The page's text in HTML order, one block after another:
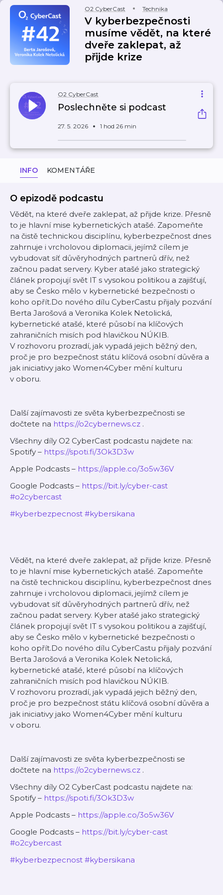
O2 CyberCast Technika
V kyberbezpečnosti
musíme vědět, na které
dveře zaklepat, až
přijde krize
O2 CyberCast
Poslechněte si podcast
27. 5. 2026 1 hod 26 min
INFO KOMENTÁŘE
O epizodě podcastu
Vědět, na které dveře zaklepat, až přijde krize. Přesně
to je hlavní mise kybernetických atašé. Zapomeňte
na čistě technickou disciplínu, kyberbezpečnost dnes
zahrnuje i vrcholovou diplomacii, jejímž cílem je
vybudovat síť důvěryhodných partnerů dřív, než
začnou padat servery. Kyber atašé jako strategický
článek propojují svět IT s vysokou politikou a zajišťují,
aby se Česko mělo v kybernetické bezpečnosti o
koho opřít.Do nového dílu CyberCastu přijaly pozvání
Berta Jarošová a Veronika Kolek Netolická,
kybernetické atašé, které působí na klíčových
zahraničních misích pod hlavičkou NÚKIB.
V rozhovoru prozradí, jak vypadá jejich běžný den,
proč je pro bezpečnost státu klíčová osobní důvěra a
jak iniciativy jako Women4Cyber mění kulturu
v oboru.
Další zajímavosti ze světa kyberbezpečnosti se
dočtete na ⁠https://o2cybernews.cz⁠ .
Všechny díly O2 CyberCast podcastu najdete na:
Spotify – ⁠https://spoti.fi/3Ok3D3w⁠
Apple Podcasts – ⁠https://apple.co/3o5w36V⁠
Google Podcasts – ⁠https://bit.ly/cyber-cast⁠
⁠#o2cybercast⁠
⁠#kyberbezpecnost⁠ ⁠#kybersikana⁠
Vědět, na které dveře zaklepat, až přijde krize. Přesně
to je hlavní mise kybernetických atašé. Zapomeňte
na čistě technickou disciplínu, kyberbezpečnost dnes
zahrnuje i vrcholovou diplomacii, jejímž cílem je
vybudovat síť důvěryhodných partnerů dřív, než
začnou padat servery. Kyber atašé jako strategický
článek propojují svět IT s vysokou politikou a zajišťují,
aby se Česko mělo v kybernetické bezpečnosti o
koho opřít.Do nového dílu CyberCastu přijaly pozvání
Berta Jarošová a Veronika Kolek Netolická,
kybernetické atašé, které působí na klíčových
zahraničních misích pod hlavičkou NÚKIB.
V rozhovoru prozradí, jak vypadá jejich běžný den,
proč je pro bezpečnost státu klíčová osobní důvěra a
jak iniciativy jako Women4Cyber mění kulturu
v oboru.
Další zajímavosti ze světa kyberbezpečnosti se
dočtete na ⁠https://o2cybernews.cz⁠ .
Všechny díly O2 CyberCast podcastu najdete na:
Spotify – ⁠https://spoti.fi/3Ok3D3w⁠
Apple Podcasts – ⁠https://apple.co/3o5w36V⁠
Google Podcasts – ⁠https://bit.ly/cyber-cast⁠
⁠#o2cybercast⁠
⁠#kyberbezpecnost⁠ ⁠#kybersikana⁠